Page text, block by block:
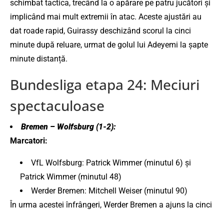
schimbat tactica, trecând la o apărare pe patru jucători și
implicând mai mult extremii în atac. Aceste ajustări au
dat roade rapid, Guirassy deschizând scorul la cinci
minute după reluare, urmat de golul lui Adeyemi la șapte
minute distanță.
Bundesliga etapa 24: Meciuri
spectaculoase
Bremen – Wolfsburg (1-2):
Marcatori:
VfL Wolfsburg: Patrick Wimmer (minutul 6) și
Patrick Wimmer (minutul 48)
Werder Bremen: Mitchell Weiser (minutul 90)
În urma acestei înfrângeri, Werder Bremen a ajuns la cinci